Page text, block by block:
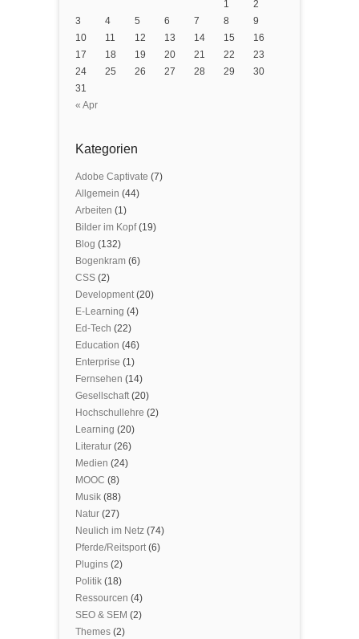
« Apr
1
2
3
4 5 6 7 8
9
10
11 12 13 14 15
16
17
18 19 20 21 22
23
24
25 26 27 28 29
30
31
Kategorien
Adobe Captivate (7)
Allgemein (44)
Arbeiten (1)
Bilder im Kopf(19)
Blog (132)
Bogenkram (6)
CSS (2)
Development(20)
E-Learning (4)
Ed-Tech (22)
Education (46)
Enterprise (1)
Fernsehen (14)
Gesellschaft(20)
Hochschullehre (2)
Learning (20)
Literatur (26)
Medien (24)
MOOC (8)
Musik (88)
Natur (27)
Neulich im Netz (74)
Pferde/Reitsport(6)
Plugins (2)
Politik (18)
Ressourcen (4)
SEO & SEM (2)
Themes (2)